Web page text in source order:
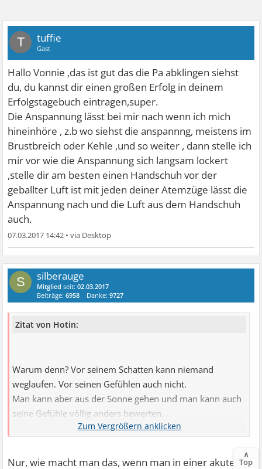
T tuffie
Gast
Hallo Vonnie ,das ist gut das die Pa abklingen siehst
du, du kannst dir einen großen Erfolg in deinem
Erfolgstagebuch eintragen,super.
Die Anspannung lässt bei mir nach wenn ich mich
hineinhöre , z.b wo siehst die anspannng, meistens im
Brustbreich oder Kehle ,und so weiter , dann stelle ich
mir vor wie die Anspannung sich langsam lockert
,stelle dir am besten einen Handschuh vor der
geballter Luft ist mit jeden deiner Atemzüge lässt die
Anspannung nach und die Luft aus dem Handschuh
auch.
07.03.2017 14:42 •
S silberauge
Mitglied seit:02.03.2017
Beiträge:6958 Danke:9727
Zitat von Hotin:
Warum denn? Vor seinem Schatten kann niemand
weglaufen. Vor seinen Gefühlen auch nicht.
Man kann aber aus der Sonne gehen und man kann auch
seine Gefühle völlig anders bewerten.
Dazu muss man aber beweglich sein und wo es
Nur, wie macht man das, wenn man in einer akuten
∧
Top